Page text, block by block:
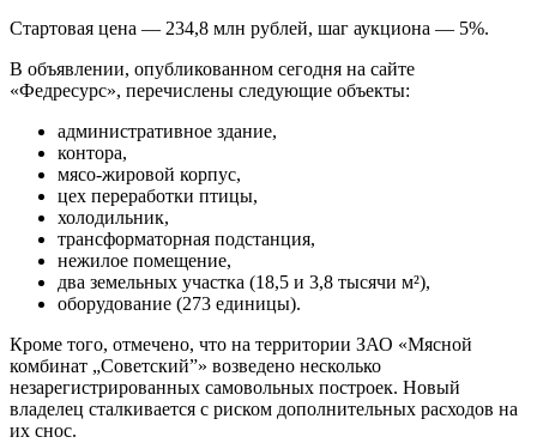
Стартовая цена — 234,8 млн рублей, шаг аукциона — 5%.
В объявлении, опубликованном сегодня на сайте
«Федресурс», перечислены следующие объекты:
административное здание,
контора,
мясо-жировой корпус,
цех переработки птицы,
холодильник,
трансформаторная подстанция,
нежилое помещение,
два земельных участка (18,5 и 3,8 тысячи м²),
оборудование (273 единицы).
Кроме того, отмечено, что на территории ЗАО «Мясной
комбинат „Советский”» возведено несколько
незарегистрированных самовольных построек. Новый
владелец сталкивается с риском дополнительных расходов на
их снос.